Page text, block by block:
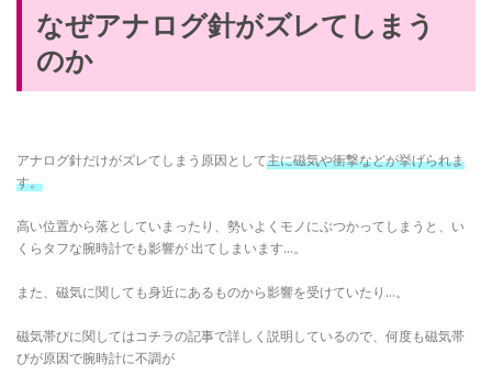
なぜアナログ針がズレてしまう
のか
アナログ針だけがズレてしまう原因として主に磁気や衝撃などが挙げられま
す。
高い位置から落としていまったり、勢いよくモノにぶつかってしまうと、い
くらタフな腕時計でも影響が出てしまいます…。
また、磁気に関しても身近にあるものから影響を受けていたり…。
磁気帯びに関してはコチラの記事で詳しく説明しているので、何度も磁気帯
びが原因で腕時計に不調が